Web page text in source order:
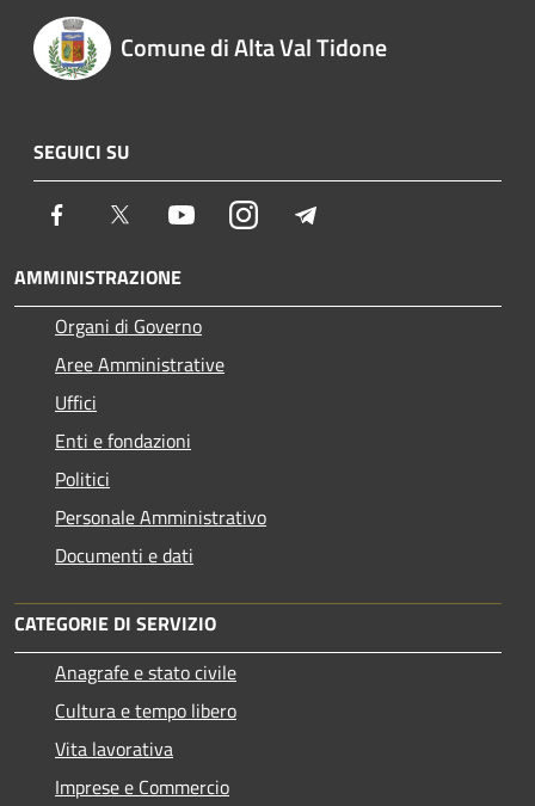
Comune di Alta Val Tidone
SEGUICI SU
Facebook Twitter YoutubeInstagram
AMMINISTRAZIONE
Organi di Governo
Aree Amministrative
Uffici
Enti e fondazioni
Politici
Personale Amministrativo
Documenti e dati
CATEGORIE DI SERVIZIO
Anagrafe e stato civile
Cultura e tempo libero
Vita lavorativa
Imprese e Commercio